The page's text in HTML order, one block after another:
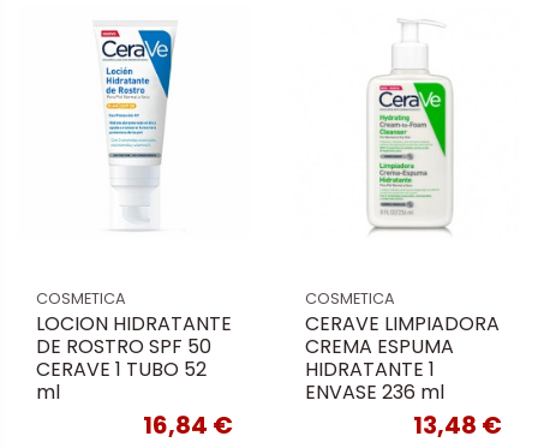
COSMETICA
LOCION HIDRATANTE
DE ROSTRO SPF 50
CERAVE 1 TUBO 52
ml
16,84 €
COSMETICA
CERAVE LIMPIADORA
CREMA ESPUMA
HIDRATANTE 1
ENVASE 236 ml
13,48 €